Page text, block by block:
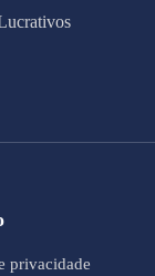
privacidade